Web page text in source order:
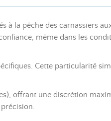
à la pêche des carnassiers
même dans les
Cette particularité
offrant une discrétion